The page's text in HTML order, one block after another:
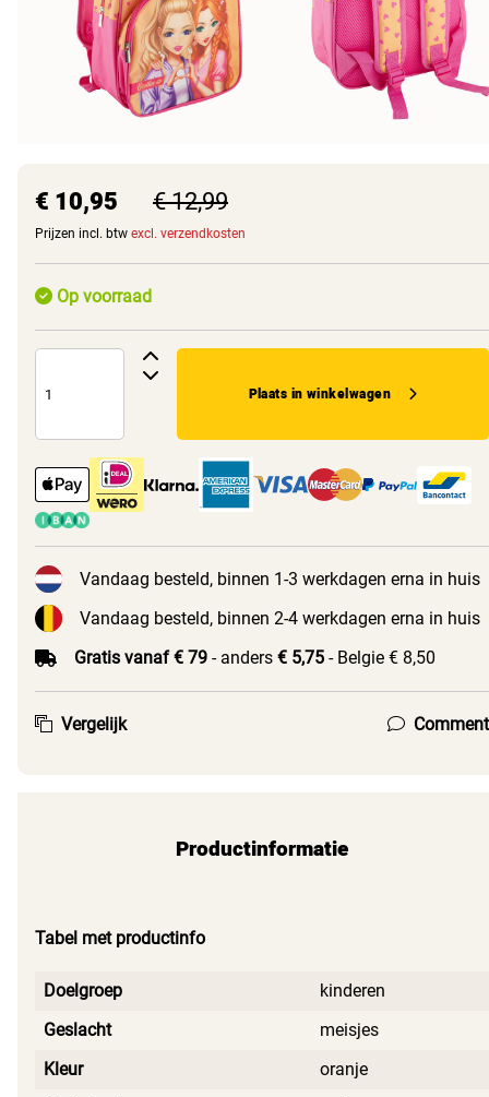
€ 10,95 € 12,99
Prijzen incl. btw excl. verzendkosten
Op voorraad
Plaats in winkelwagen
Vandaag besteld, binnen 1-3 werkdagen erna in huis
Vandaag besteld, binnen 2-4 werkdagen erna in huis
Gratis vanaf € 79 - anders € 5,75 - Belgie € 8,50
Vergelijk Comment
Productinformatie
Tabel met productinfo
Doelgroep
kinderen
Geslacht
meisjes
Kleur
oranje